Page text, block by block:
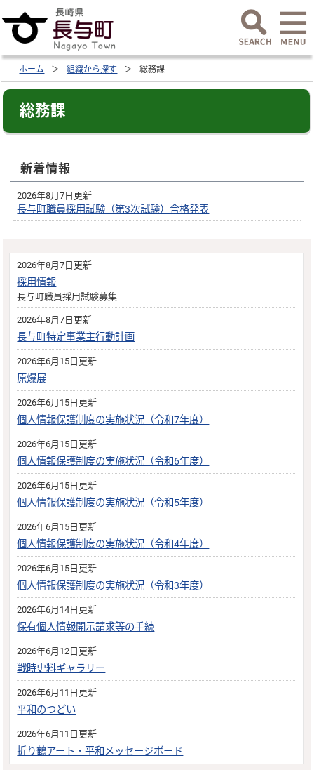
ホーム 組織から探す 総務課
総務課
新着情報
2026年8月7日更新
長与町職員採用試験（第3次試験）合格発表
2026年8月7日更新
採用情報
長与町職員採用試験募集
2026年8月7日更新
長与町特定事業主行動計画
2026年6月15日更新
原爆展
2026年6月15日更新
個人情報保護制度の実施状況（令和7年度）
2026年6月15日更新
個人情報保護制度の実施状況（令和6年度）
2026年6月15日更新
個人情報保護制度の実施状況（令和5年度）
2026年6月15日更新
個人情報保護制度の実施状況（令和4年度）
2026年6月15日更新
個人情報保護制度の実施状況（令和3年度）
2026年6月14日更新
保有個人情報開示請求等の手続
2026年6月12日更新
戦時史料ギャラリー
2026年6月11日更新
平和のつどい
2026年6月11日更新
折り鶴アート・平和メッセージボード